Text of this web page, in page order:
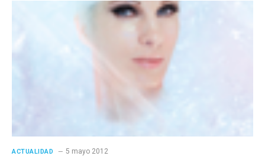
ACTUALIDAD 5 mayo 2012